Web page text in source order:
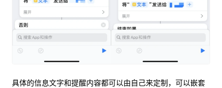
具体的信息文字和提醒内容都可以由自己来定制，可以嵌套